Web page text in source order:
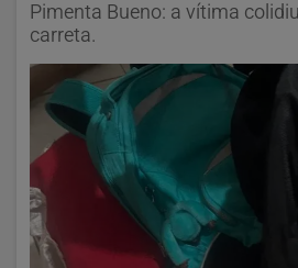
Pimenta Bueno: a vítima
carreta.